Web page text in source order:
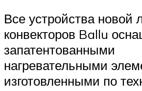
Все устройства новой
конвекторов Ballu
запатентованными
нагревательными
изготовленными по